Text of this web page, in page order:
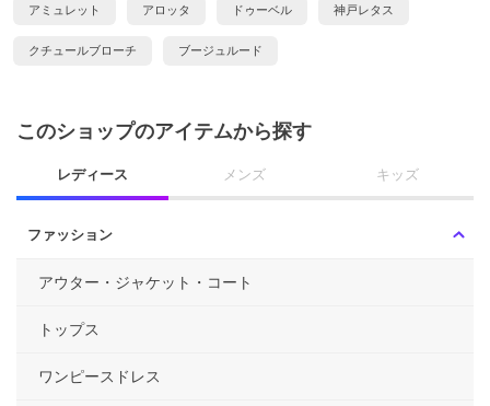
アミュレット アロッタ ドゥーベル 神戸レタス
クチュールブローチ ブージュルード
このショップのアイテムから探す
レディース メンズ キッズ
ファッション
アウター・ジャケット・コート
トップス
ワンピースドレス